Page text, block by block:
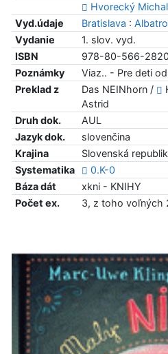
Hvorecký
Vyd.údaje
Bratislava :
Vydanie
1. slov. vyd.
ISBN
978-80-566-
Poznámky
Viaz.. - Pre deti
Preklad z
Das NEINhorn /
Astrid
Druh dok.
AUL
Jazyk dok.
slovenčina
Krajina
Slovenská
Systematika
0.K-0
Báza dát
xkni - KNIHY
Počet ex.
3, z toho voľných